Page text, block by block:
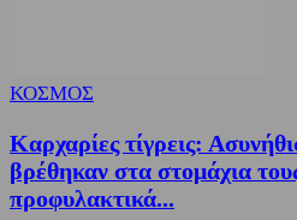
ΚΟΣΜΟΣ
Καρχαρίες τίγρεις:
βρέθηκαν στα στομάχια
προφυλακτικά...